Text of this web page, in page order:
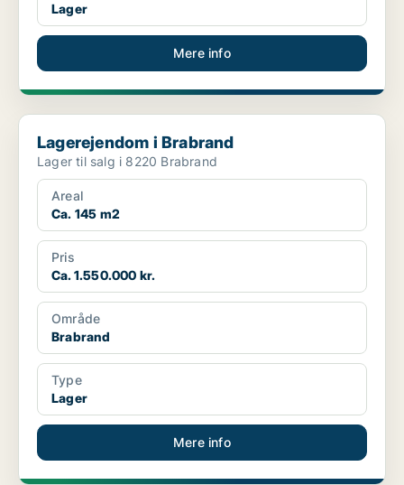
Lager
Mere info
Lagerejendom i Brabrand
Lagerejendom i Brabrand
Lager til salg i 8220 Brabrand
Areal
Ca. 145 m2
Pris
Ca. 1.550.000 kr.
Område
Brabrand
Type
Lager
Mere info